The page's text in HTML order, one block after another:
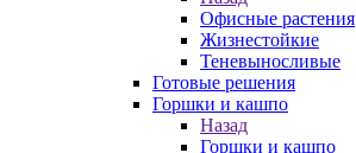
Офисные растения
Жизнестойкие
Теневыносливые
Готовые решения
Горшки и кашпо
Назад
Горшки и кашпо